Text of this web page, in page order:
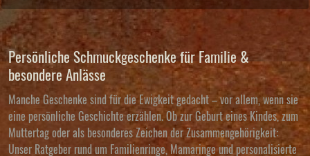
Persönliche Schmuckgeschenke für Familie &
besondere Anlässe
Manche Geschenke sind für die Ewigkeit gedacht – vor allem, wenn sie
eine persönliche Geschichte erzählen. Ob zur Geburt eines Kindes, zum
Muttertag oder als besonderes Zeichen der Zusammengehörigkeit:
Unser Ratgeber rund um Familienringe, Mamaringe und personalisierte